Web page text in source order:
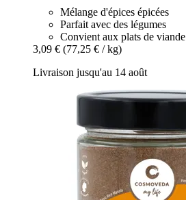
Mélange d'épices épicées
Parfait avec des légumes
Convient aux plats de viande
3,09 € (77,25 € / kg)
Livraison jusqu'au 14 août